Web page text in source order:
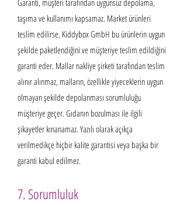
Garanti, müşteri tarafından uygunsuz depolama,
taşıma ve kullanımı kapsamaz. Market ürünleri
teslim edilirse, Kiddybox GmbH bu ürünlerin uygun
şekilde paketlendiğini ve müşteriye teslim edildiğini
garanti eder. Mallar nakliye şirketi tarafından teslim
alınır alınmaz, malların, özellikle yiyeceklerin uygun
olmayan şekilde depolanması sorumluluğu
müşteriye geçer. Gıdanın bozulması ile ilgili
şikayetler kınanamaz. Yazılı olarak açıkça
verilmedikçe hiçbir kalite garantisi veya başka bir
garanti kabul edilmez.
7. Sorumluluk